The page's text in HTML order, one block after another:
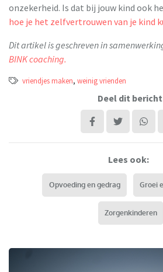
onzekerheid. Is dat bij jouw kind ook
hoe je het zelfvertrouwen van je kind
Dit artikel is geschreven in
BINK coaching.
vriendjes maken, weinig vrienden
Deel dit
Lees ook:
Opvoeding en gedrag Groei
Zorgenkinderen